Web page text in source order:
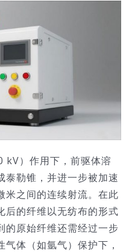
kV）作用下，前驱体溶
泰勒锥，并进一步被加速
米之间的连续射流。在此
后的纤维以无纺布的形式
的原始纤维还需经过一步
体（如氩气）保护下，